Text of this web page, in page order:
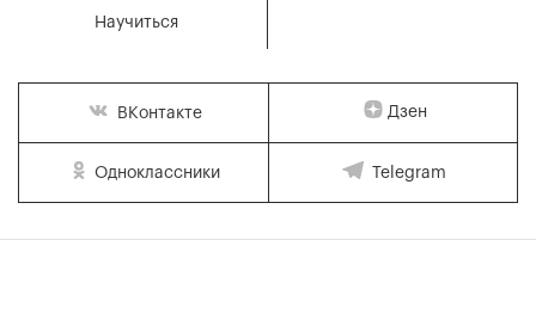
Научиться
ВКонтакте Дзен
Одноклассники Telegram